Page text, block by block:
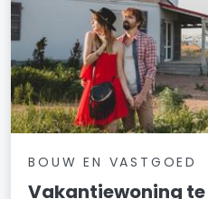
BOUW EN VASTGOED
Vakantiewoning